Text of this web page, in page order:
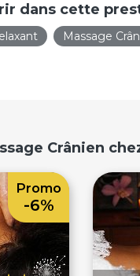
dans cette
Massage
Crânien
Promo
-6%